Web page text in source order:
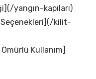
yangın-kapıları)
Seçenekleri](/kilit-
Ömürlü Kullanım]